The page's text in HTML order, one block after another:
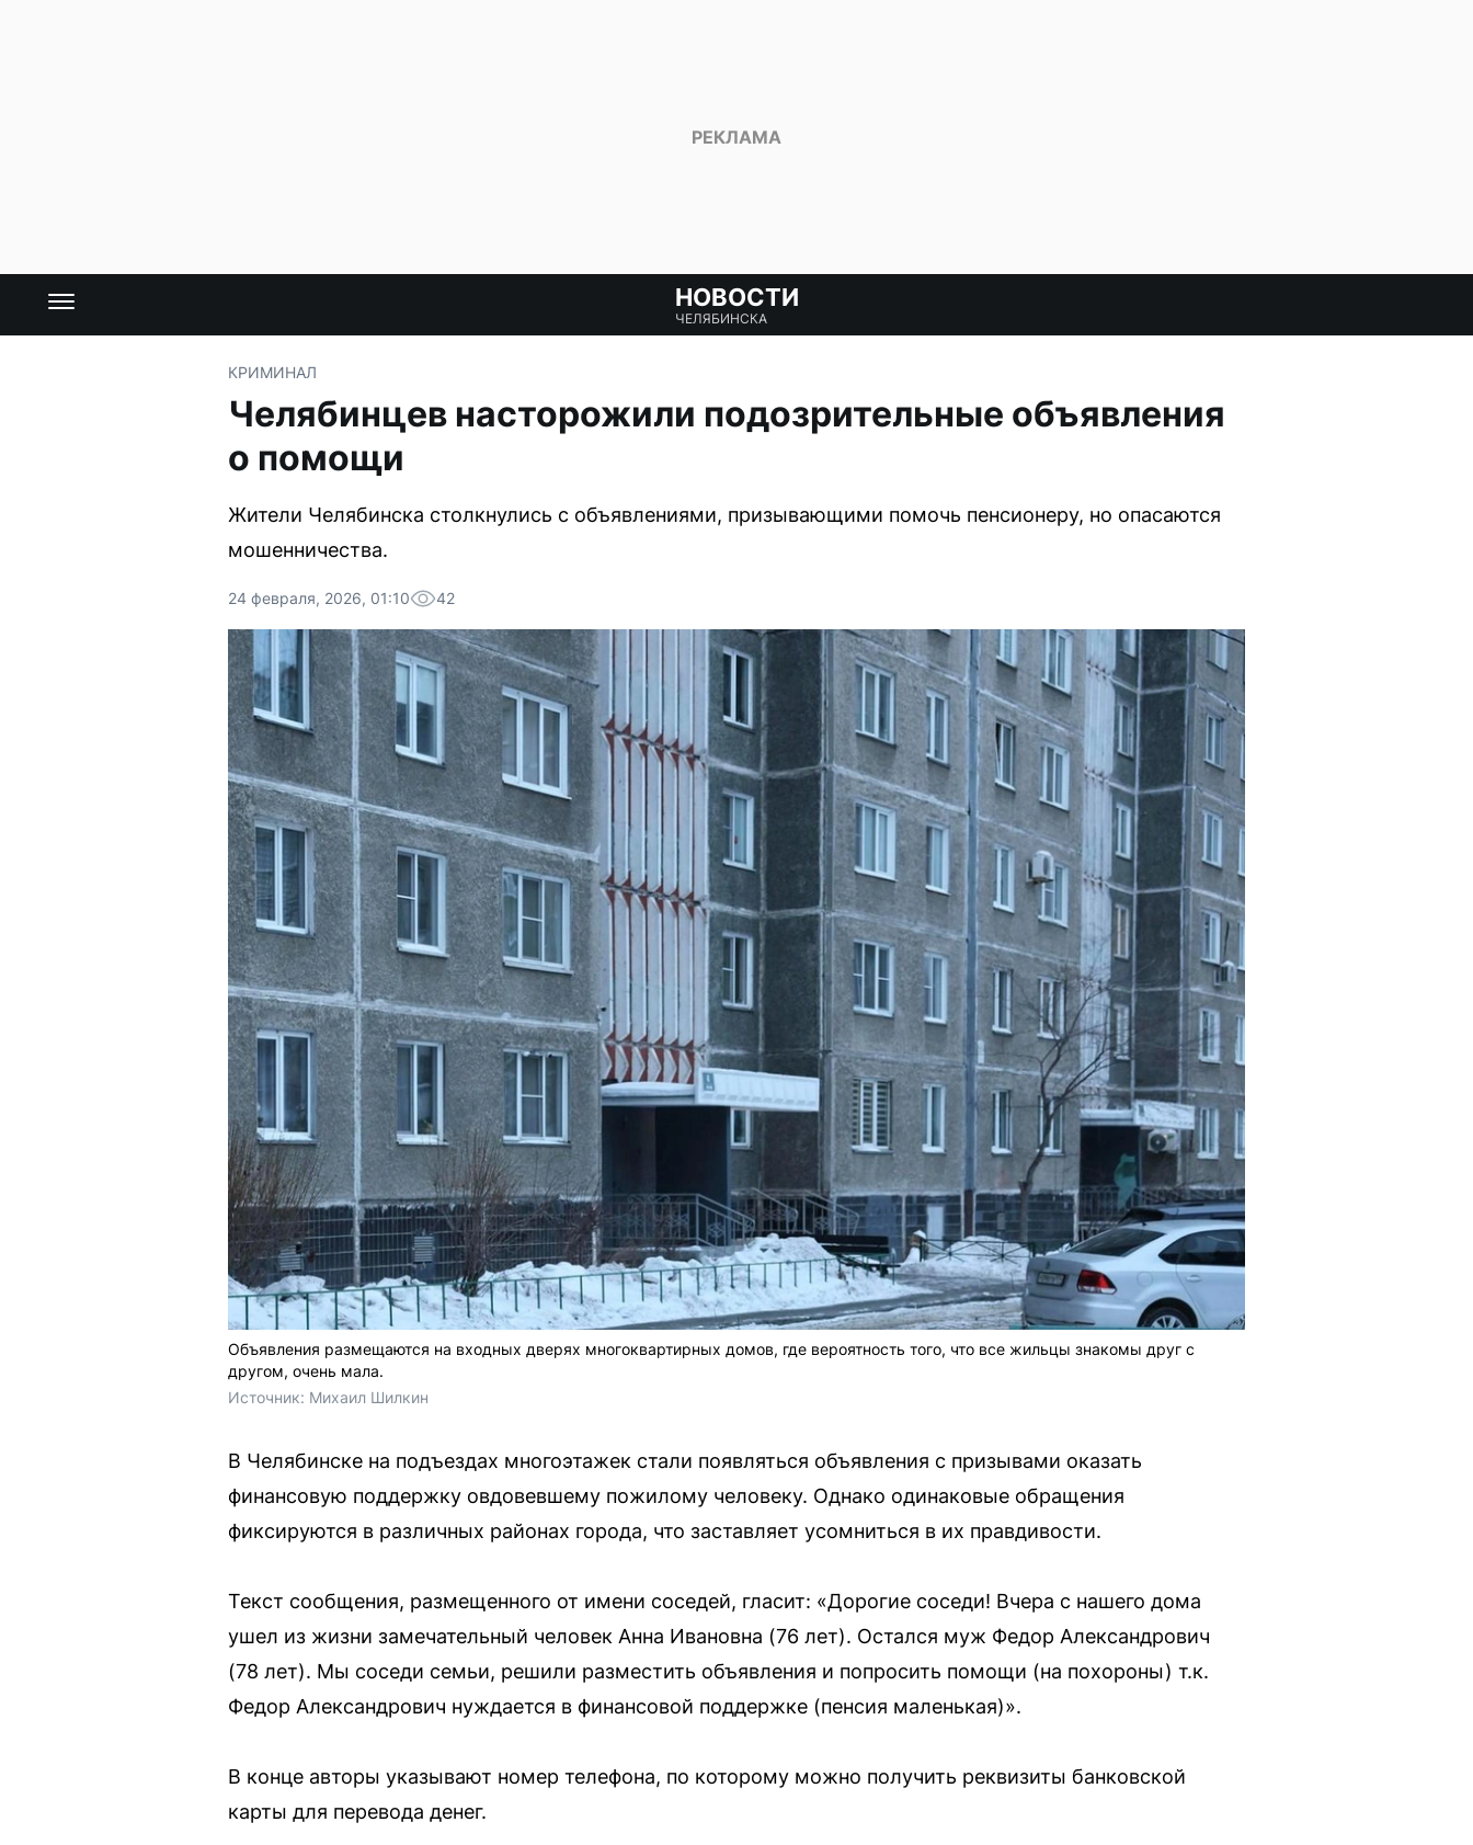
НОВОСТИ
ЧЕЛЯБИНСКА
КРИМИНАЛ
Челябинцев насторожили подозрительные объявления
о помощи
Жители Челябинска столкнулись с объявлениями, призывающими помочь пенсионеру, но опасаются
мошенничества.
24 февраля, 2026, 01:10 42
Объявления размещаются на входных дверях многоквартирных домов, где вероятность того, что все жильцы знакомы друг с
другом, очень мала.
Источник: Михаил Шилкин
В Челябинске на подъездах многоэтажек стали появляться объявления с призывами оказать
финансовую поддержку овдовевшему пожилому человеку. Однако одинаковые обращения
фиксируются в различных районах города, что заставляет усомниться в их правдивости.
Текст сообщения, размещенного от имени соседей, гласит: «Дорогие соседи! Вчера с нашего дома
ушел из жизни замечательный человек Анна Ивановна (76 лет). Остался муж Федор Александрович
(78 лет). Мы соседи семьи, решили разместить объявления и попросить помощи (на похороны) т.к.
Федор Александрович нуждается в финансовой поддержке (пенсия маленькая)».
В конце авторы указывают номер телефона, по которому можно получить реквизиты банковской
карты для перевода денег.